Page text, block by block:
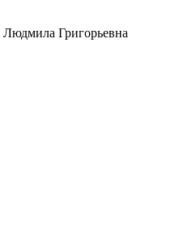
Людмила Григорьевна